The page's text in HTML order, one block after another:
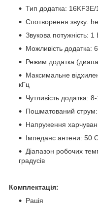
Тип додатка: 16KF3E/
Спотворення звуку:
Звукова потужність: 1
Можливість
Режим додатка
Максимальне
кГц
Чутливість додатка:
Пошматований
Напруження
Імпеданс антени: 50
Діапазон робочих
градусів
Комплектація:
Рація